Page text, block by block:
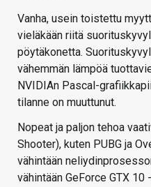
Vanha, usein toistettu
vieläkään riitä
pöytäkonetta.
vähemmän lämpöä
NVIDIAn Pascal-
tilanne on muuttunut.
Nopeat ja paljon tehoa
Shooter), kuten PUBG ja
vähintään
vähintään GeForce GTX